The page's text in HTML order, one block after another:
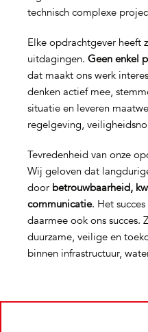
technisch complexe
Elke opdrachtgever heeft
uitdagingen. Geen enkel
dat maakt ons werk
denken actief mee,
situatie en leveren
regelgeving,
Tevredenheid van onze
Wij geloven dat
door betrouwbaarheid,
communicatie. Het
daarmee ook ons succes.
duurzame, veilige en
binnen infrastructuur,